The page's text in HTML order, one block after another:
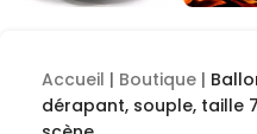
Accueil | Boutique |
dérapant, souple, taille